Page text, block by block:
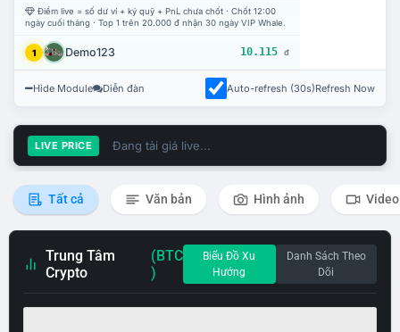
Điểm live = số dư ví + ký quỹ + PnL chưa chốt · Chốt 12:00
ngày cuối tháng · Top 1 trên 20.000 đ nhận 30 ngày VIP Whale.
1 Demo123 10.115 đ
Hide Module Diễn đàn Auto-refresh (30s)Refresh Now
LIVE PRICE Đang tải giá live...
Tất cả Văn bản Hình ảnh Video
Trung Tâm
Crypto
(BTC
)
Biểu Đồ Xu
Hướng
Danh Sách Theo
Dõi